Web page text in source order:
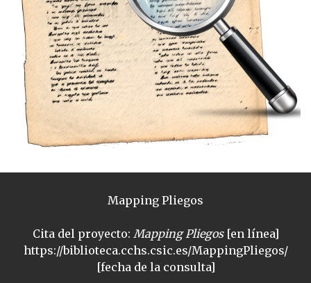
Mapping Pliegos
Cita del proyecto: Mapping Pliegos[en línea]
https://biblioteca.cchs.csic.es/MappingPliegos/
[fecha de la consulta]